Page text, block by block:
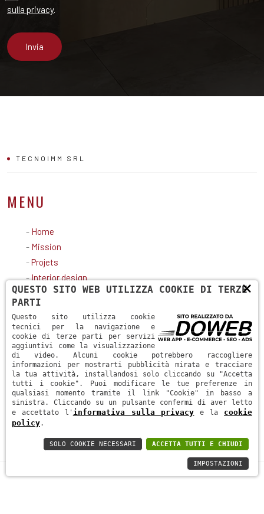
sulla privacy.
TECNOIMM SRL
MENU
- Home
- Mission
-Projets
-Interior design
-Contatti
CONTATTI
Via Roma, 10 - 37121 Verona (VR)
+39 0458012187
info@tecnoimmsrl.it
×
QUESTO SITO WEB UTILIZZA COOKIE DI TERZE
PARTI
Questo sito utilizza cookie
tecnici per la navigazione e
cookie di terze parti per servizi
aggiuntivi come la visualizzazione
di video. Alcuni cookie potrebbero raccogliere
informazioni per mostrarti pubblicità mirata e tracciare
la tua attività, installandosi solo cliccando su "Accetta
tutti i cookie". Puoi modificare le tue preferenze in
qualsiasi momento tramite il link "Cookie" in basso a
sinistra. Cliccando su un pulsante confermi di aver letto
e accettato l' informativa sulla privacy e la cookie
policy.
ACCETTA TUTTI E CHIUDI
SOLO COOKIE NECESSARI
IMPOSTAZIONI